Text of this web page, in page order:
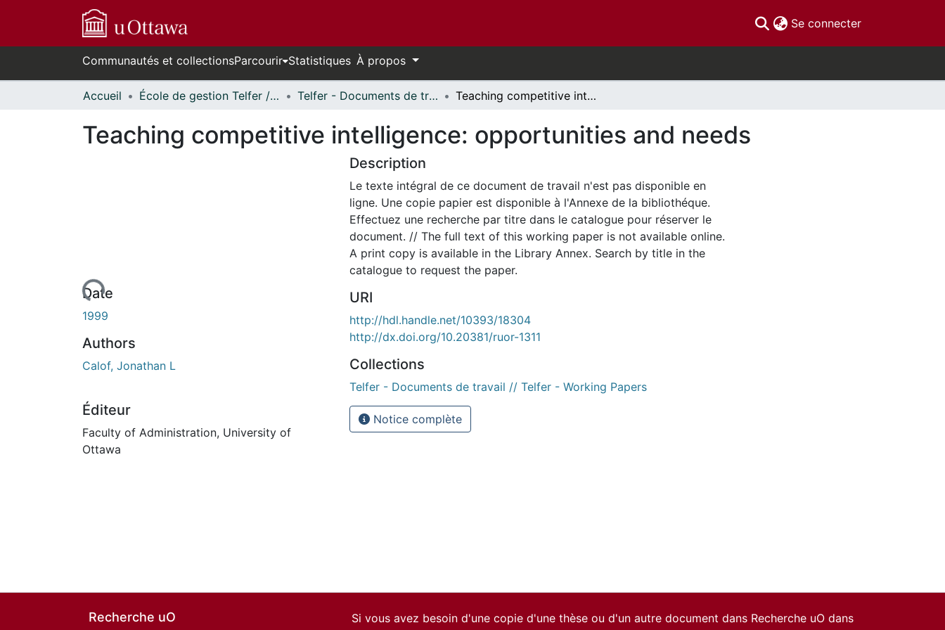
Se connecter(current)
Communautés et collectionsParcourir Statistiques À propos
Accueil École de gestion Telfer // Telfer School of Management Telfer - Documents de travail // Telfer - Working Papers Teaching competitive intelligence: opportunities and needs
Teaching competitive intelligence: opportunities and needs
de chargement...
Date
1999
Authors
Calof, Jonathan L
Éditeur
Faculty of Administration, University of
Ottawa
Description
Le texte intégral de ce document de travail n'est pas disponible en
ligne. Une copie papier est disponible à l'Annexe de la bibliothéque.
Effectuez une recherche par titre dans le catalogue pour réserver le
document. // The full text of this working paper is not available online.
A print copy is available in the Library Annex. Search by title in the
catalogue to request the paper.
URI
http://hdl.handle.net/10393/18304
http://dx.doi.org/10.20381/ruor-1311
Collections
Telfer - Documents de travail // Telfer - Working Papers
Notice complète
Recherche uO
Si vous avez besoin d'une copie d'une thèse ou d'un autre document dans Recherche uO dans